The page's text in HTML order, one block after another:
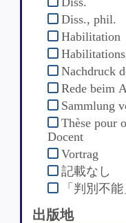
Diss., phil.
Habilitation
Nachdruck
Rede beim
Sammlung
Thèse pour
Docent
Vortrag
記載なし
「判別不能
出版地